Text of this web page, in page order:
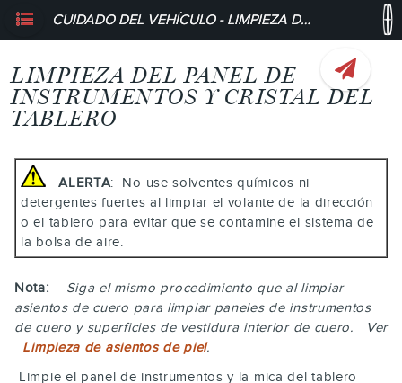
CUIDADO DEL VEHÍCULO - LIMPIEZA DEL PANEL DE INSTRUMENTOS Y CRISTAL DEL TABLERO
LIMPIEZA DEL PANEL DE
INSTRUMENTOS Y CRISTAL DEL
TABLERO
ALERTA: No use solventes químicos ni
detergentes fuertes al limpiar el volante de la dirección
o el tablero para evitar que se contamine el sistema de
la bolsa de aire.
Nota:
Siga el mismo procedimiento que al limpiar
asientos de cuero para limpiar paneles de instrumentos
de cuero y superficies de vestidura interior de cuero. Ver
Limpieza de asientos de piel.
Limpie el panel de instrumentos y la mica del tablero